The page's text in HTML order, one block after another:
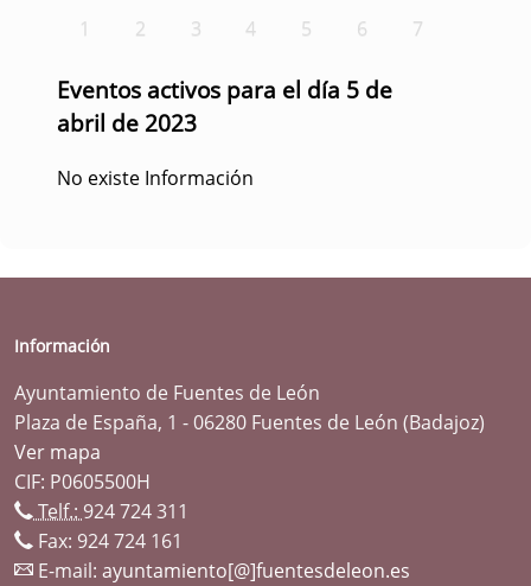
1
2 3 4 5 6 7
Eventos activos para el día 5 de
abril de 2023
No existe Información
Información
Ayuntamiento de Fuentes de León
Plaza de España, 1 - 06280 Fuentes de León (Badajoz)
Ver mapa
CIF: P0605500H
Telf.: 924 724 311
Fax: 924 724 161
E-mail: ayuntamiento[@]fuentesdeleon.es